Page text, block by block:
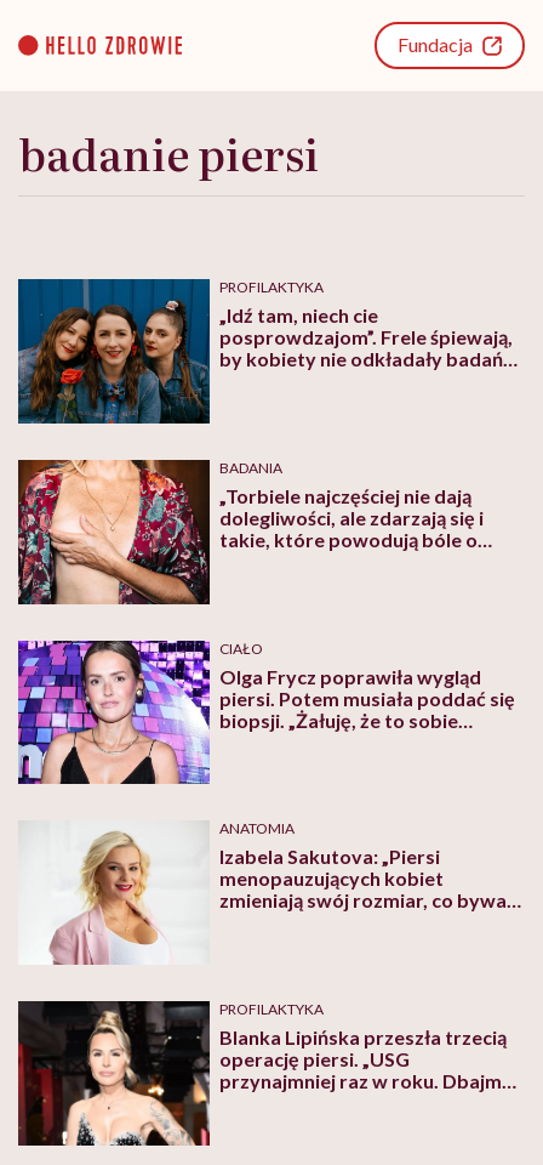
content
Fundacja
badanie piersi
PROFILAKTYKA
„Idź tam, niech cie
posprowdzajom”. Frele śpiewają,
by kobiety nie odkładały badań
BADANIA
„Torbiele najczęściej nie dają
dolegliwości, ale zdarzają się i
takie, które powodują bóle o
CIAŁO
Olga Frycz poprawiła wygląd
piersi. Potem musiała poddać się
biopsji. „Żałuję, że to sobie
ANATOMIA
Izabela Sakutova: „Piersi
menopauzujących kobiet
zmieniają swój rozmiar, co bywa
PROFILAKTYKA
Blanka Lipińska przeszła trzecią
operację piersi. „USG
przynajmniej raz w roku. Dbajmy